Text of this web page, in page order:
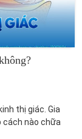
thị giác. Gia
cách nào chữa